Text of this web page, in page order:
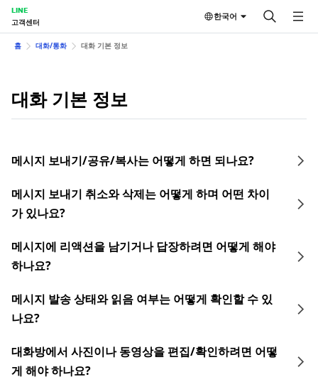
LINE
고객센터
한국어
홈 대화/통화 대화 기본 정보
대화 기본 정보
메시지 보내기/공유/복사는 어떻게 하면 되나요?
메시지 보내기 취소와 삭제는 어떻게 하며 어떤 차이
가 있나요?
메시지에 리액션을 남기거나 답장하려면 어떻게 해야
하나요?
메시지 발송 상태와 읽음 여부는 어떻게 확인할 수 있
나요?
대화방에서 사진이나 동영상을 편집/확인하려면 어떻
게 해야 하나요?